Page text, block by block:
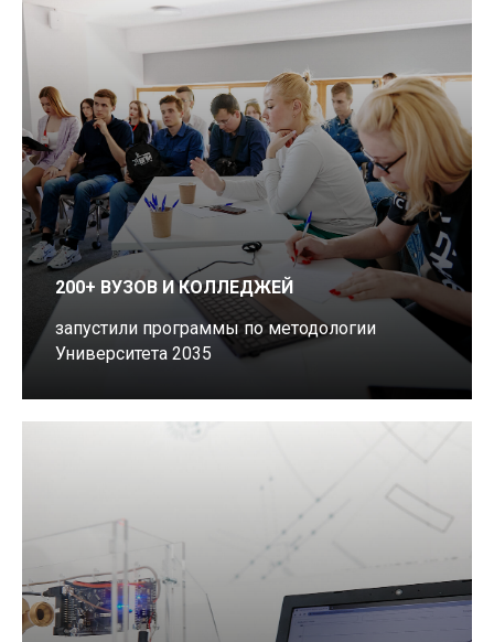
200+ ВУЗОВ И КОЛЛЕДЖЕЙ
запустили программы по методологии
Университета 2035